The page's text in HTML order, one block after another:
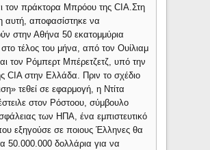
τον πράκτορα Μπρόου της CIA.Στη
αυτή, αποφασίστηκε να
στην Αθήνα 50 εκατομμύρια
τέλος του μήνα, από τον Ουίλιαμ
τον Ρόμπερτ Μπέρετζετζ, υπό την
CIA στην Ελλάδα. Πριν το σχέδιο
τεθεί σε εφαρμογή, η Ντίτα
στον Ρόστοου, σύμβουλο
των ΗΠΑ, ένα εμπιστευτικό
εξηγούσε σε ποιους Έλληνες θα
50.000.000 δολλάρια για να